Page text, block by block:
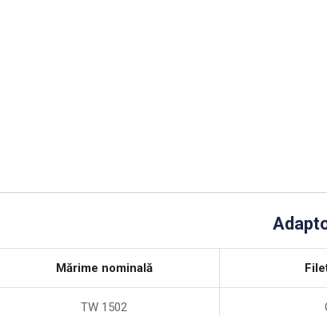
Mărime nominală
TW 1502